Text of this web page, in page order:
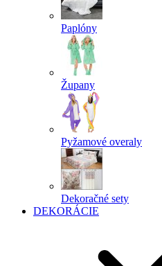
Paplóny
Župany
Pyžamové overaly
Dekoračné sety
DEKORÁCIE